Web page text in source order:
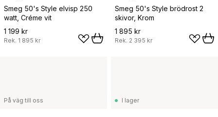
Smeg 50's Style elvisp 250
watt, Créme vit
1 199 kr
Rek. 1 895 kr
Smeg 50's Style brödrost 2
skivor, Krom
1 895 kr
Rek. 2 395 kr
På väg till oss I lager